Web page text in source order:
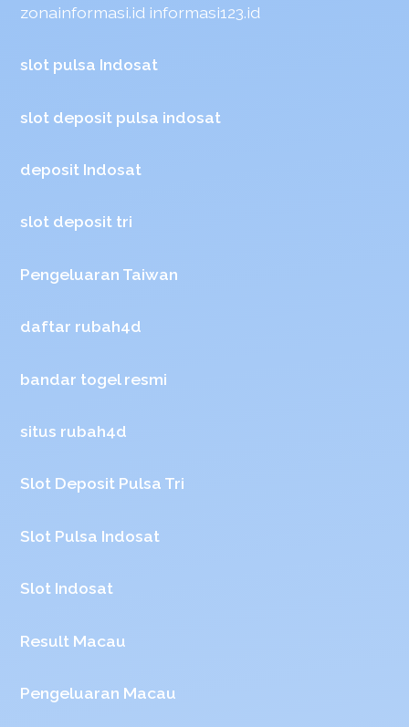
zonainformasi.id informasi123.id
slot pulsa Indosat
slot deposit pulsa indosat
deposit Indosat
slot deposit tri
Pengeluaran Taiwan
daftar rubah4d
bandar togel resmi
situs rubah4d
Slot Deposit Pulsa Tri
Slot Pulsa Indosat
Slot Indosat
Result Macau
Pengeluaran Macau